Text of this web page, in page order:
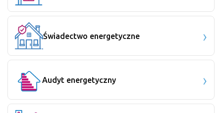
Świadectwo energetyczne
Audyt energetyczny